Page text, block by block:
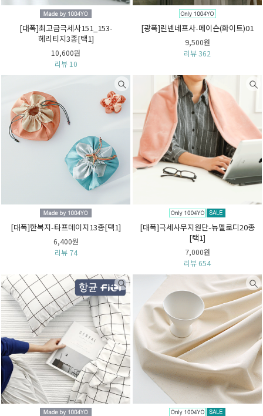
[대폭]최고급극세사151_153-
헤리티지3종[택1]
10,600원
리뷰 10
[광폭]린넨네프사-메이슨(화이트)01
9,500원
리뷰 362
[대폭]한복지-타프데이지13종[택1]
6,400원
리뷰 74
[대폭]극세사무지원단-뉴멜로디20종
[택1]
7,000원
리뷰 654